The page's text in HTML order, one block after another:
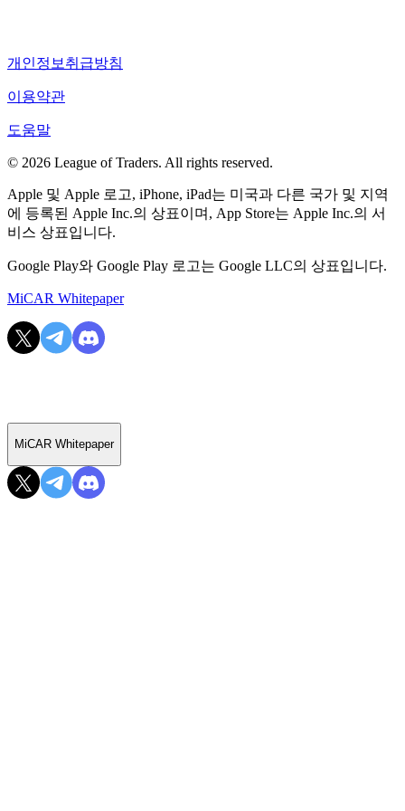
개인정보취급방침
이용약관
도움말
© 2026 League of Traders. All rights reserved.
Apple 및 Apple 로고, iPhone, iPad는 미국과 다른 국가 및 지역
에 등록된 Apple Inc.의 상표이며, App Store는 Apple Inc.의 서
비스 상표입니다.
Google Play와 Google Play 로고는 Google LLC의 상표입니다.
MiCAR Whitepaper
MiCAR Whitepaper